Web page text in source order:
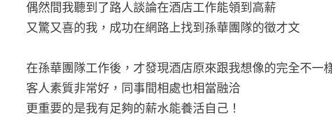
偶然間我聽到了路人談論在酒店工作能領到高薪
又驚又喜的我，成功在網路上找到孫華團隊的徵才文
在孫華團隊工作後，才發現酒店原來跟我想像的完全不一
客人素質非常好，同事間相處也相當融洽
更重要的是我有足夠的薪水能養活自己！